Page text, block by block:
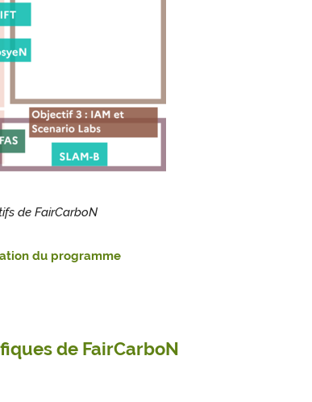
de FairCarboN
du programme
de FairCarboN